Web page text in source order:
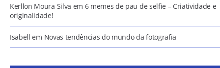
Kerllon Moura Silva em 6 memes de pau de selfie – Criatividade e
originalidade!
Isabell em Novas tendências do mundo da fotografia